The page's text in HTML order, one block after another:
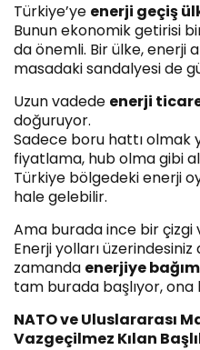
Türkiye’ye enerji geçiş
Bunun ekonomik getirisi
da önemli. Bir ülke, enerji
masadaki sandalyesi de
Uzun vadede enerji
doğuruyor.
Sadece boru hattı
fiyatlama, hub olma gibi
Türkiye bölgedeki enerji
hale gelebilir.
Ama burada ince bir çizgi
Enerji yolları
zamanda enerjiye
tam burada başlıyor,
NATO ve Uluslararası
Vazgeçilmez Kılan